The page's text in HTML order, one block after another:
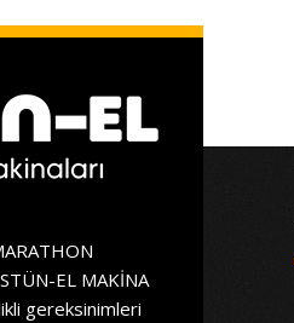
EL MAKİNA
gereksinimleri